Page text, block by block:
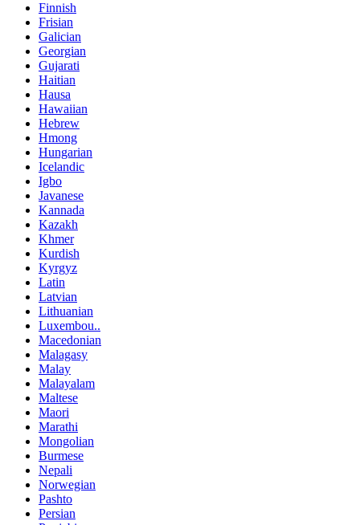
Finnish
Frisian
Galician
Georgian
Gujarati
Haitian
Hausa
Hawaiian
Hebrew
Hmong
Hungarian
Icelandic
Igbo
Javanese
Kannada
Kazakh
Khmer
Kurdish
Kyrgyz
Latin
Latvian
Lithuanian
Luxembou..
Macedonian
Malagasy
Malay
Malayalam
Maltese
Maori
Marathi
Mongolian
Burmese
Nepali
Norwegian
Pashto
Persian